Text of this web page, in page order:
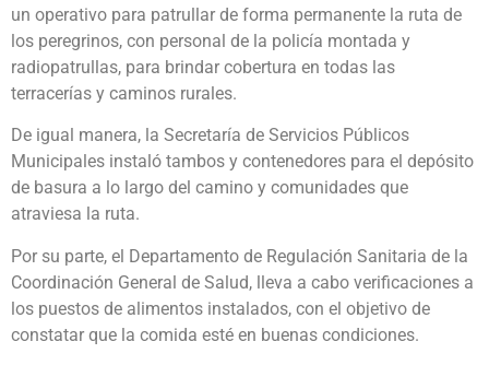
un operativo para patrullar de forma permanente la ruta de
los peregrinos, con personal de la policía montada y
radiopatrullas, para brindar cobertura en todas las
terracerías y caminos rurales.
De igual manera, la Secretaría de Servicios Públicos
Municipales instaló tambos y contenedores para el depósito
de basura a lo largo del camino y comunidades que
atraviesa la ruta.
Por su parte, el Departamento de Regulación Sanitaria de la
Coordinación General de Salud, lleva a cabo verificaciones a
los puestos de alimentos instalados, con el objetivo de
constatar que la comida esté en buenas condiciones.